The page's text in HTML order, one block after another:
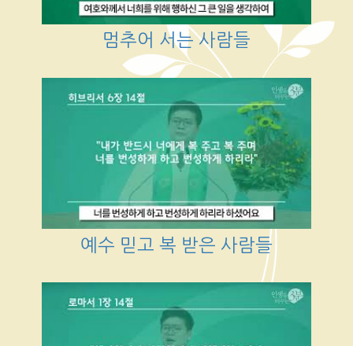
멈추어 서는 사람들
예수 믿고 복 받은 사람들